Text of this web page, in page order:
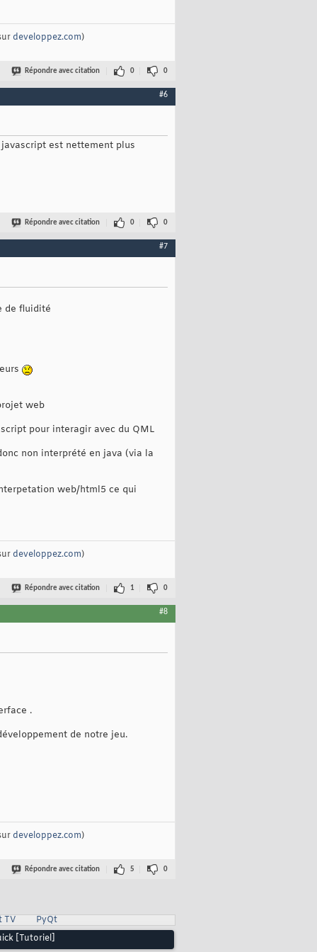
developpez.com)
Répondre avec citation 0 0
#6
est nettement plus
Répondre avec citation 0 0
#7
de fluidité
web
pour interagir avec du QML
non interprété en java (via la
web/html5 ce qui
developpez.com)
Répondre avec citation 1 0
#8
.
de notre jeu.
developpez.com)
Répondre avec citation 5 0
TV
PyQt
[Tutoriel]